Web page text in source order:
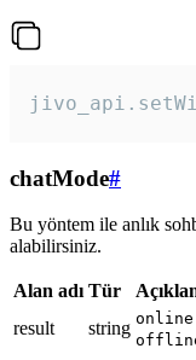
chatMode#
Bu yöntem ile anlık
alabilirsiniz.
Alan adı Tür
result
string online